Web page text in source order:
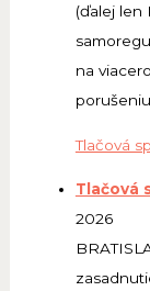
(ďalej len
na
Tlačová
Tlačová
2026